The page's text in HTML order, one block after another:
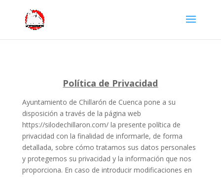
Política de Privacidad
Ayuntamiento de Chillarón de Cuenca pone a su
disposición a través de la página web
https://silodechillaron.com/ la presente política de
privacidad con la finalidad de informarle, de forma
detallada, sobre cómo tratamos sus datos personales
y protegemos su privacidad y la información que nos
proporciona. En caso de introducir modificaciones en